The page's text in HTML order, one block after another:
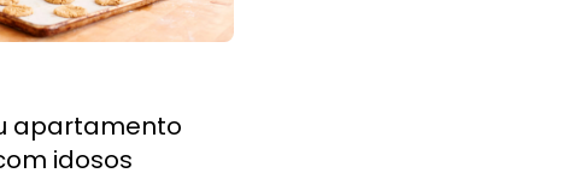
apartamento
idosos